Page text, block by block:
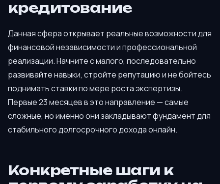
кредитование
Данная сфера открывает реальные возможности для
финансовой независимости и профессиональной
реализации. Начните с малого, последовательно
развивайте навыки, стройте репутацию и не бойтесь
поднимать ставки по мере роста экспертизы.
Первые 23 месяцев в это направление — самые
сложные, но именно они закладывают фундамент для
стабильного долгосрочного дохода онлайн.
Конкретные шаги к